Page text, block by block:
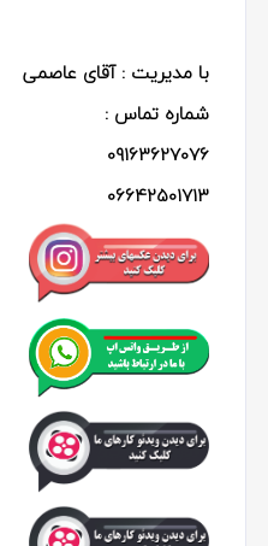
با مدیریت : آقای عاصمی
شماره تماس :
09163627076
06642501713